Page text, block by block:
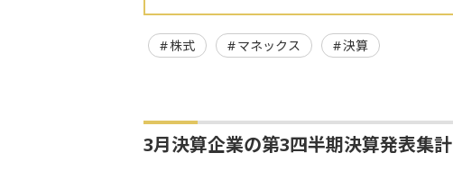
株式 マネックス 決算
3月決算企業の第3四半期決算発表集計